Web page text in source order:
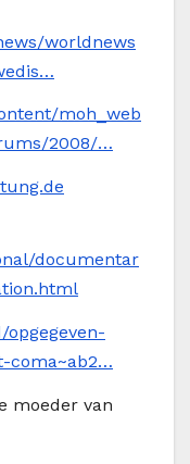
worldnews
moh_web
2008/…
documentar
coma~ab2…
moeder van